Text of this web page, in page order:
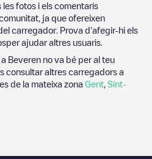
fotos i els comentaris
ja que ofereixen
carregador. Prova d'afegir-hi els
ajudar altres usuaris.
Beveren no va bé per al teu
consultar altres carregadors a
de la mateixa zona Gent Sint-